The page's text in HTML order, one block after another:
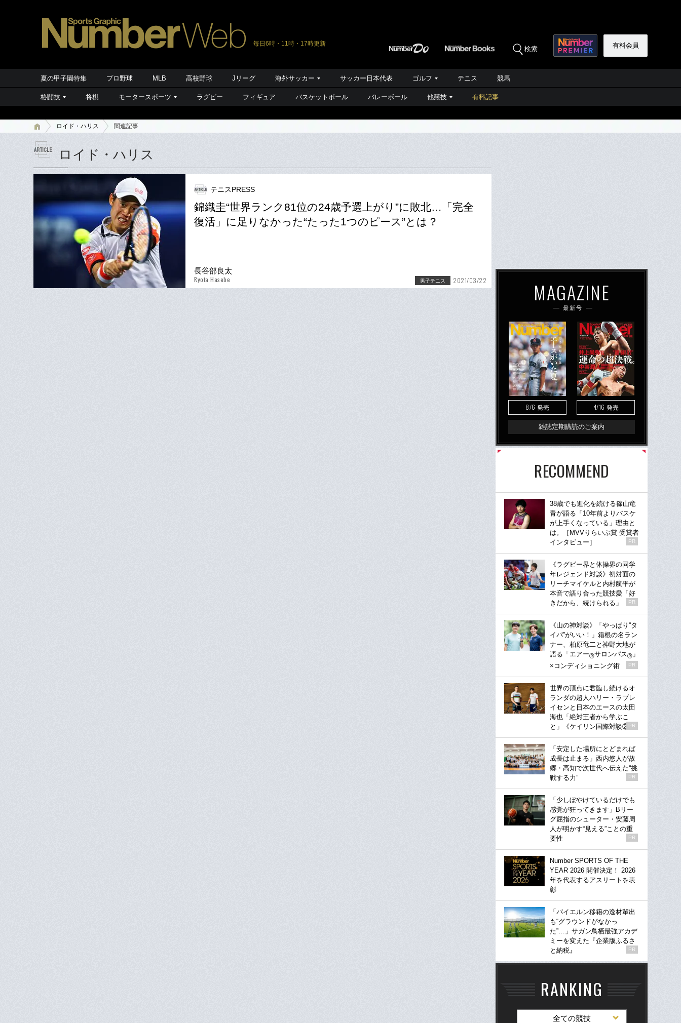
毎日6時・11時・17時更新
検索 有料会員
夏の甲子園特集 プロ野球 MLB 高校野球 Jリーグ 海外サッカー サッカー日本代表 ゴルフ テニス 競馬
格闘技 将棋 モータースポーツ ラグビー フィギュア バスケットボール バレーボール 他競技 有料記事
ロイド・ハリス 関連記事
ロイド・ハリス
テニスPRESS
錦織圭“世界ランク81位の24歳予選上がり”に敗北…「完全
復活」に足りなかった“たった1つのピース”とは？
長谷部良太
Ryota Hasebe 男子テニス 2021/03/22 MAGAZINE
最新号
8/6 発売 4/16 発売
雑誌定期購読のご案内
RECOMMEND
38歳でも進化を続ける篠山竜
青が語る「10年前よりバスケ
が上手くなっている」理由と
は。［MVVりらいぶ賞 受賞者
インタビュー］
PR
《ラグビー界と体操界の同学
年レジェンド対談》初対面の
リーチマイケルと内村航平が
本音で語り合った競技愛「好
きだから、続けられる」
PR
《山の神対談》「やっぱり“タ
イパ”がいい！」箱根の名ラン
ナー、柏原竜二と神野大地が
語る「エアー®サロンパス® 」
×コンディショニング術
PR
世界の頂点に君臨し続けるオ
ランダの超人ハリー・ラブレ
イセンと日本のエースの太田
海也「絶対王者から学ぶこ
と」《ケイリン国際対談②》
PR
「安定した場所にとどまれば
成長は止まる」西内悠人が故
郷・高知で次世代へ伝えた“挑
戦する力”
PR
「少しぼやけているだけでも
感覚が狂ってきます」Bリー
グ屈指のシューター・安藤周
人が明かす“見える”ことの重
要性
PR
Number SPORTS OF THE
YEAR 2026 開催決定！ 2026
年を代表するアスリートを表
彰
「バイエルン移籍の逸材輩出
も“グラウンドがなかっ
た”…」サガン鳥栖最強アカデ
ミーを変えた『企業版ふるさ
と納税』
PR
RANKING
全ての競技